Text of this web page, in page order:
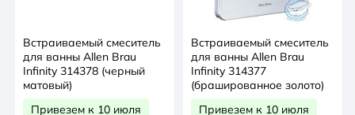
Встраиваемый смеситель
для ванны Allen Brau
Infinity 314378 (черный
матовый)
Привезем к 10 июля
Встраиваемый смеситель
для ванны Allen Brau
Infinity 314377
(брашированное золото)
Привезем к 10 июля